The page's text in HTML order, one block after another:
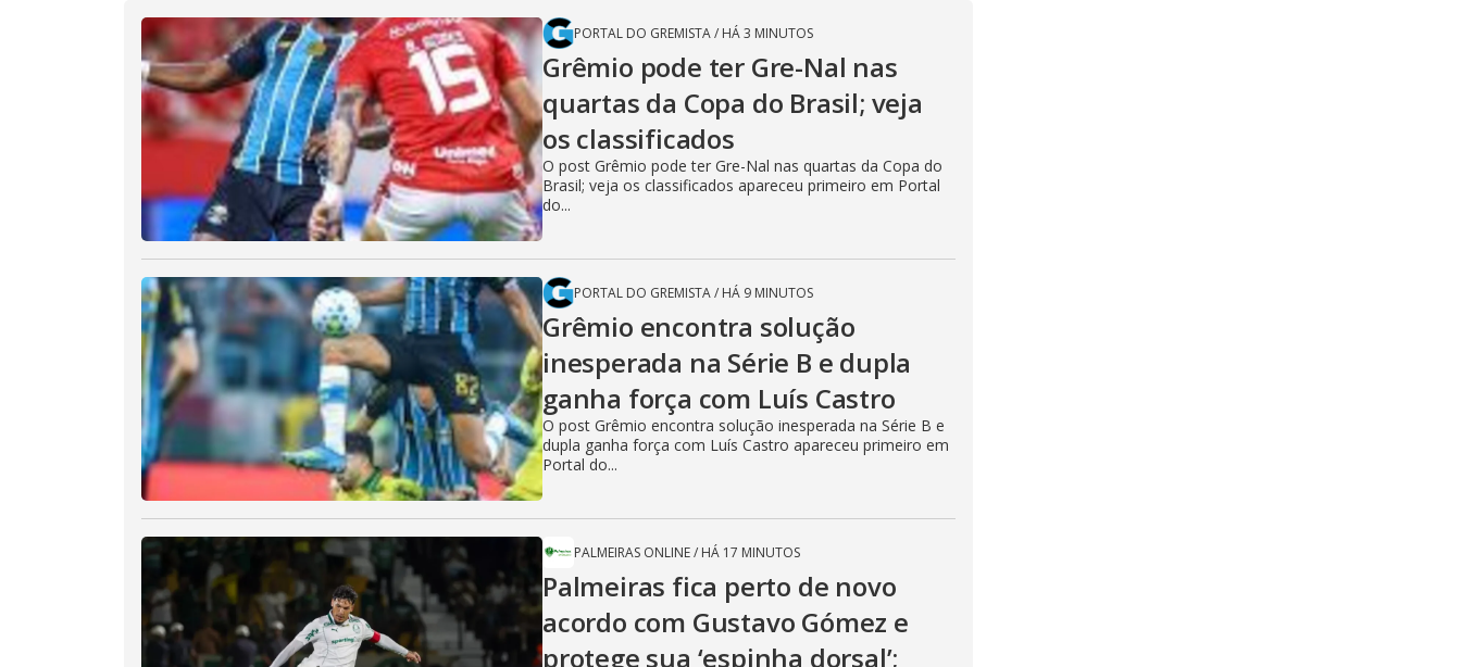
PORTAL DO GREMISTA/ HÁ 3 MINUTOS
Grêmio pode ter Gre-Nal nas
quartas da Copa do Brasil; veja
os classificados
O post Grêmio pode ter Gre-Nal nas quartas da Copa do
Brasil; veja os classificados apareceu primeiro em Portal
do...
PORTAL DO GREMISTA/ HÁ 9 MINUTOS
Grêmio encontra solução
inesperada na Série B e dupla
ganha força com Luís Castro
O post Grêmio encontra solução inesperada na Série B e
dupla ganha força com Luís Castro apareceu primeiro em
Portal do...
PALMEIRAS ONLINE/ HÁ 17 MINUTOS
Palmeiras fica perto de novo
acordo com Gustavo Gómez e
protege sua ‘espinha dorsal’;